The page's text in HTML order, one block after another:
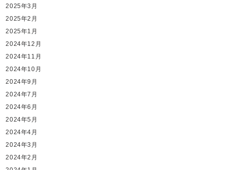
2025年3月
2025年2月
2025年1月
2024年12月
2024年11月
2024年10月
2024年9月
2024年7月
2024年6月
2024年5月
2024年4月
2024年3月
2024年2月